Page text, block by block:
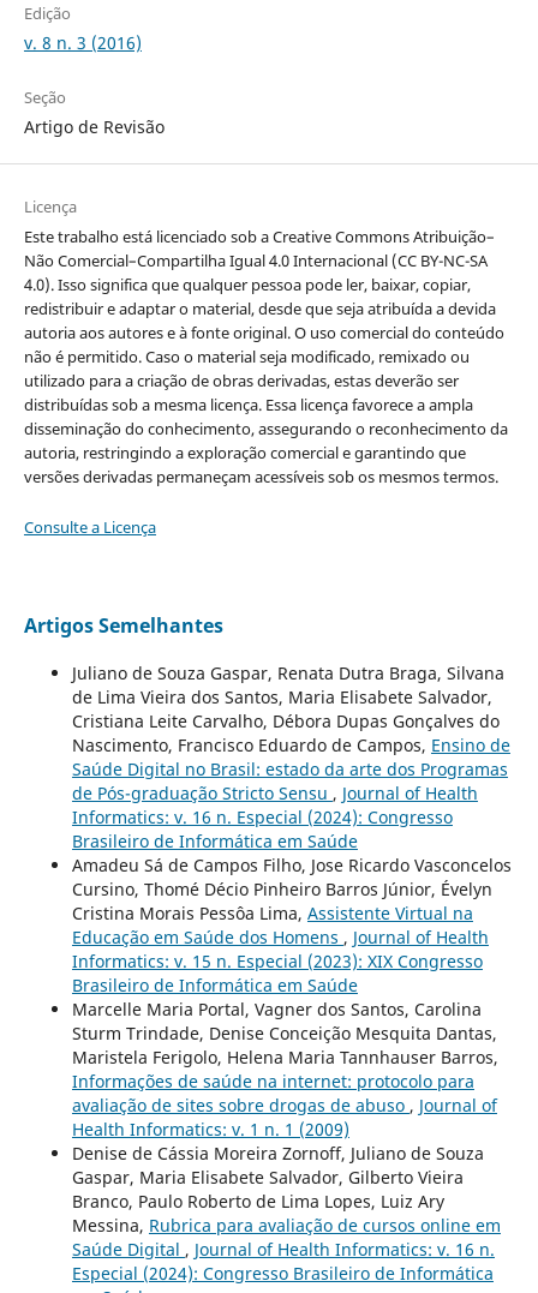
Edição
v. 8 n. 3 (2016)
Seção
Artigo de Revisão
Licença
Este trabalho está licenciado sob a Creative Commons Atribuição–
Não Comercial–Compartilha Igual 4.0 Internacional (CC BY-NC-SA
4.0). Isso significa que qualquer pessoa pode ler, baixar, copiar,
redistribuir e adaptar o material, desde que seja atribuída a devida
autoria aos autores e à fonte original. O uso comercial do conteúdo
não é permitido. Caso o material seja modificado, remixado ou
utilizado para a criação de obras derivadas, estas deverão ser
distribuídas sob a mesma licença. Essa licença favorece a ampla
disseminação do conhecimento, assegurando o reconhecimento da
autoria, restringindo a exploração comercial e garantindo que
versões derivadas permaneçam acessíveis sob os mesmos termos.
Consulte a Licença
Artigos Semelhantes
Juliano de Souza Gaspar, Renata Dutra Braga, Silvana
de Lima Vieira dos Santos, Maria Elisabete Salvador,
Cristiana Leite Carvalho, Débora Dupas Gonçalves do
Nascimento, Francisco Eduardo de Campos, Ensino de
Saúde Digital no Brasil: estado da arte dos Programas
de Pós-graduação Stricto Sensu , Journal of Health
Informatics: v. 16 n. Especial (2024): Congresso
Brasileiro de Informática em Saúde
Amadeu Sá de Campos Filho, Jose Ricardo Vasconcelos
Cursino, Thomé Décio Pinheiro Barros Júnior, Évelyn
Cristina Morais Pessôa Lima, Assistente Virtual na
Educação em Saúde dos Homens , Journal of Health
Informatics: v. 15 n. Especial (2023): XIX Congresso
Brasileiro de Informática em Saúde
Marcelle Maria Portal, Vagner dos Santos, Carolina
Sturm Trindade, Denise Conceição Mesquita Dantas,
Maristela Ferigolo, Helena Maria Tannhauser Barros,
Informações de saúde na internet: protocolo para
avaliação de sites sobre drogas de abuso , Journal of
Health Informatics: v. 1 n. 1 (2009)
Denise de Cássia Moreira Zornoff, Juliano de Souza
Gaspar, Maria Elisabete Salvador, Gilberto Vieira
Branco, Paulo Roberto de Lima Lopes, Luiz Ary
Messina, Rubrica para avaliação de cursos online em
Saúde Digital , Journal of Health Informatics: v. 16 n.
Especial (2024): Congresso Brasileiro de Informática